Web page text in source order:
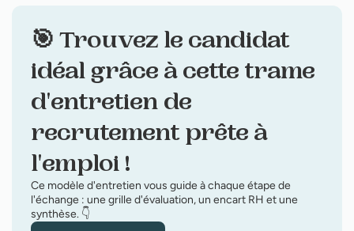
🎯 Trouvez le candidat
idéal grâce à cette trame
d'entretien de
recrutement prête à
l'emploi !
Ce modèle d'entretien vous guide à chaque étape de
l'échange : une grille d'évaluation, un encart RH et une
synthèse. 👇